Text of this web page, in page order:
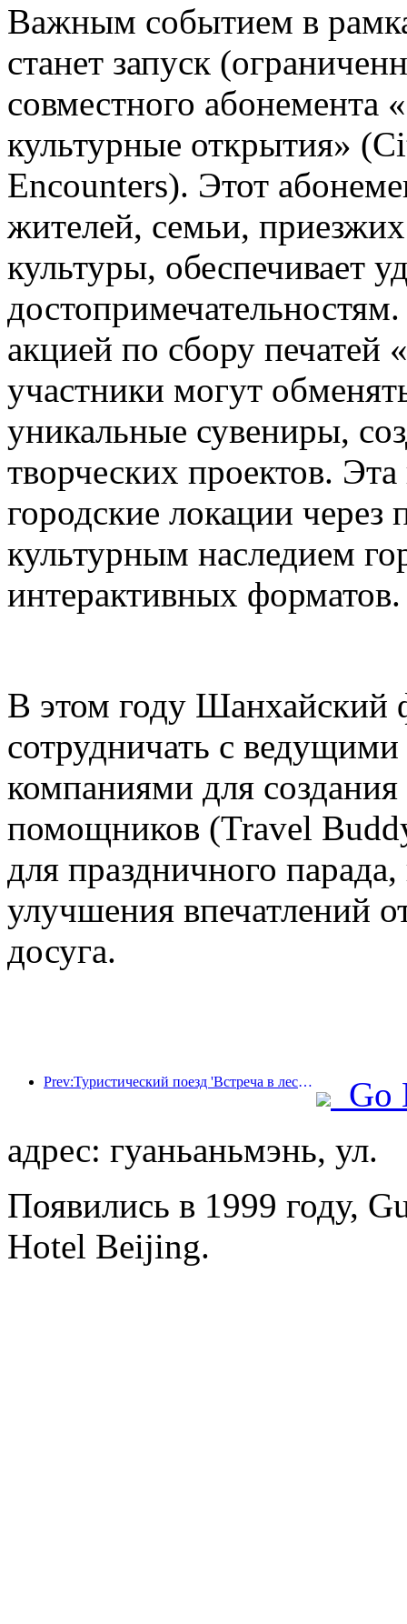
Важным событием в
станет запуск
совместного абонемента
культурные открытия»
Encounters). Этот
жителей, семьи,
культуры, обеспечивает
акцией по сбору печатей
участники могут
уникальные сувениры,
творческих проектов.
городские локации через
культурным наследием
интерактивных форматов.
В этом году Шанхайский
сотрудничать с
компаниями для
помощников (Travel
для праздничного
улучшения впечатлений
досуга.
Prev:Туристический поезд 'Встреча в лесу Хулунбуир - Экспресс Дасинганлин - Поезд 'Звездный свет' - Путешествие в Тяньи' совершает свой первый рейс.
Go
адрес: гуаньаньмэнь, ул.
Появились в 1999 году,
Hotel Beijing.